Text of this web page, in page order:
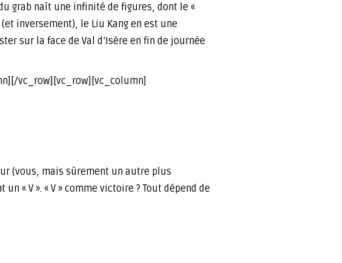
grab naît une infinité de figures, dont le «
inversement), le Liu Kang en est une
sur la face de Val d’Isère en fin de journée
vc_row][vc_row][vc_column]
(vous, mais sûrement un autre plus
« V ». « V » comme victoire ? Tout dépend de